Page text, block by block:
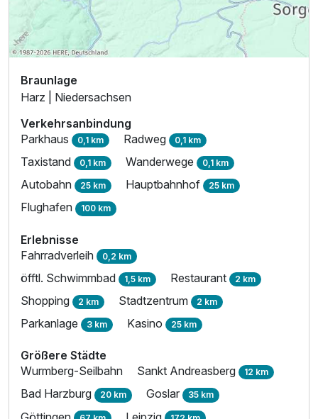
Braunlage
Harz | Niedersachsen
Verkehrsanbindung
Parkhaus 0,1 km Radweg 0,1 km
Taxistand 0,1 km Wanderwege 0,1 km
Autobahn 25 km Hauptbahnhof 25 km
Flughafen 100 km
Erlebnisse
Fahrradverleih 0,2 km
öfftl. Schwimmbad 1,5 km Restaurant 2 km
Shopping 2 km Stadtzentrum 2 km
Parkanlage 3 km Kasino 25 km
Größere Städte
Wurmberg-Seilbahn
Sankt Andreasberg 12 km
Bad Harzburg 20 km Goslar 35 km